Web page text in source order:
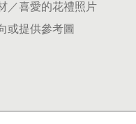
／喜愛的花禮照片
或提供參考圖